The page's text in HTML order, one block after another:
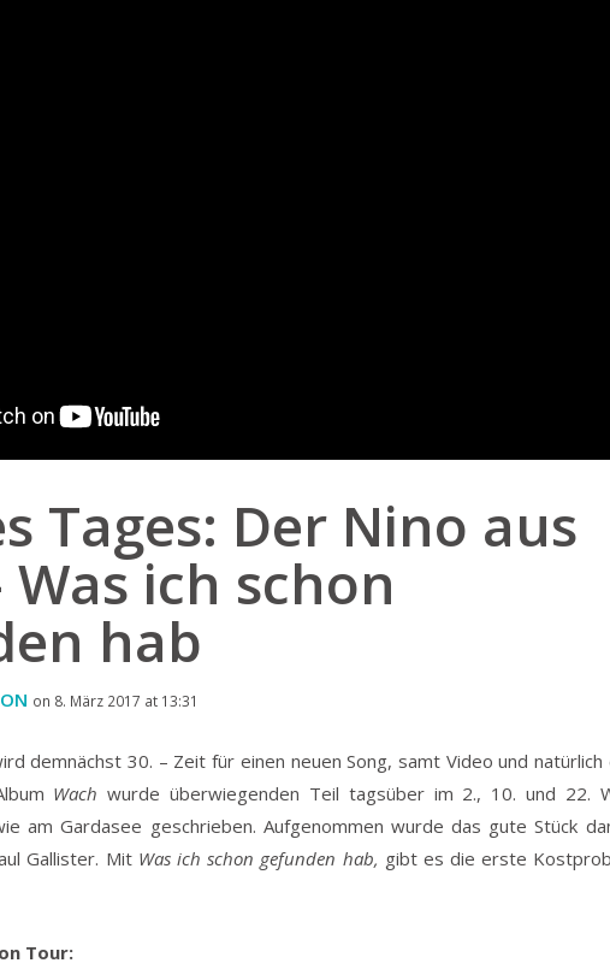
Tages: Der Nino aus
Was ich schon
hab
on 8. März 2017 at 13:31
demnächst 30. – Zeit für einen neuen Song, samt Video und natürlich
Wach wurde überwiegenden Teil tagsüber im 2., 10. und 22.
am Gardasee geschrieben. Aufgenommen wurde das gute Stück
Gallister. Mit Was ich schon gefunden hab, gibt es die erste
Tour: